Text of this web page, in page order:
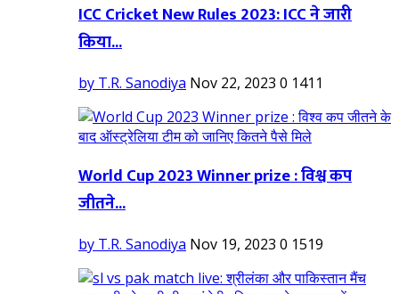
ICC Cricket New Rules 2023: ICC ने जारी
किया...
by T.R. Sanodiya Nov 22, 2023 0 1411
World Cup 2023 Winner prize : विश्व कप
जीतने...
by T.R. Sanodiya Nov 19, 2023 0 1519